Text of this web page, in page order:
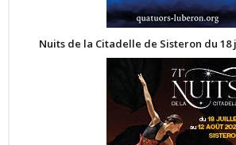
Nuits de la Citadelle de Sisteron du 18